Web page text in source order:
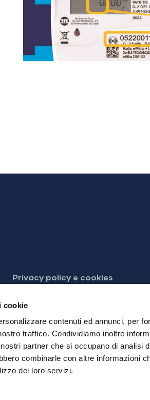
cookie
contenuti ed annunci, per
traffico. Condividiamo inoltre
partner che si occupano di analisi
combinarle con altre informazioni
dei loro servizi.
Privacy policy e cookies
accessibilità